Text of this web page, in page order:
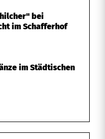
bei
im Schafferhof
im Städtischen